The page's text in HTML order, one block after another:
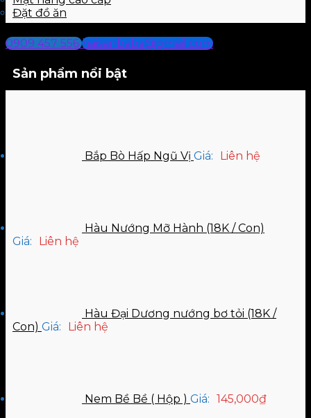
Đặt đồ ăn
0909 457 556 haisanbaba@gmail.com
Sản phẩm nổi bật
Bắp Bò Hấp Ngũ Vị Giá: Liên hệ
Hàu Nướng Mỡ Hành (18K / Con)
Giá:
Liên hệ
Hàu Đại Dương nướng bơ tỏi (18K /
Con) Giá: Liên hệ
Nem Bề Bề ( Hộp ) Giá: 145,000₫